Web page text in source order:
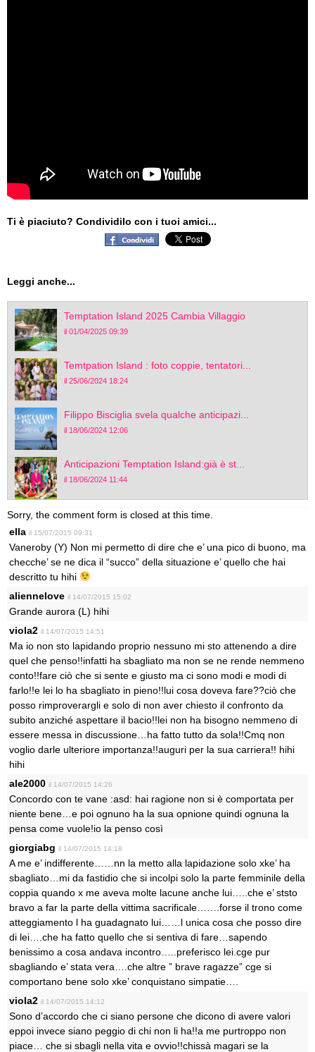
Ti è piaciuto? Condividilo con i tuoi amici...
Leggi anche...
Temptation Island 2025 Cambia Villaggio
il 01/04/2025 09:39
Temtpation Island : foto coppie, tentatori...
il 25/06/2024 18:24
Filippo Bisciglia svela qualche anticipazi...
il 18/06/2024 12:06
Anticipazioni Temptation Island:già è st...
il 18/06/2024 11:44
Sorry, the comment form is closed at this time.
ella il 15/07/2015 09:31
Vaneroby (Y) Non mi permetto di dire che e’ una pico di buono, ma
checche’ se ne dica il “succo” della situazione e’ quello che hai
descritto tu hihi
aliennelove il 14/07/2015 15:02
Grande aurora (L) hihi
viola2 il 14/07/2015 14:51
Ma io non sto lapidando proprio nessuno mi sto attenendo a dire
quel che penso!!infatti ha sbagliato ma non se ne rende nemmeno
conto!!fare ciò che si sente e giusto ma ci sono modi e modi di
farlo!!e lei lo ha sbagliato in pieno!!lui cosa doveva fare??ciò che
posso rimproverargli e solo di non aver chiesto il confronto da
subito anziché aspettare il bacio!!lei non ha bisogno nemmeno di
essere messa in discussione…ha fatto tutto da sola!!Cmq non
voglio darle ulteriore importanza!!auguri per la sua carriera!! hihi
hihi
ale2000 il 14/07/2015 14:26
Concordo con te vane :asd: hai ragione non si è comportata per
niente bene…e poi ognuno ha la sua opnione quindi ognuna la
pensa come vuole!io la penso così
giorgiabg il 14/07/2015 14:18
A me e’ indifferente……nn la metto alla lapidazione solo xke’ ha
sbagliato…mi da fastidio che si incolpi solo la parte femminile della
coppia quando x me aveva molte lacune anche lui…..che e’ ststo
bravo a far la parte della vittima sacrificale…….forse il trono come
atteggiamento l ha guadagnato lui……l unica cosa che posso dire
di lei….che ha fatto quello che si sentiva di fare…sapendo
benissimo a cosa andava incontro…..preferisco lei.cge pur
sbagliando e’ stata vera….che altre ” brave ragazze” cge si
comportano bene solo xke’ conquistano simpatie….
viola2 il 14/07/2015 14:12
Sono d’accordo che ci siano persone che dicono di avere valori
eppoi invece siano peggio di chi non li ha!!a me purtroppo non
piace… che si sbagli nella vita e ovvio!!chissà magari se la